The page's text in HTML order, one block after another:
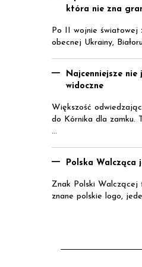
która nie zna
Po II wojnie światowej
obecnej Ukrainy,
Najcenniejsze
widoczne
Większość
do Kórnika dla zamku.
...
Polska Walcząca
Znak Polski Walczącej
znane polskie logo,